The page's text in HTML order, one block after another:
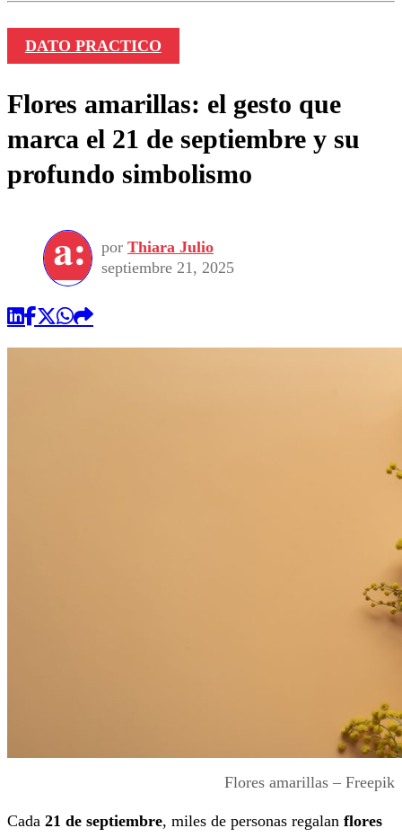
DATO PRACTICO
Flores amarillas: el gesto que
marca el 21 de septiembre y su
profundo simbolismo
por Thiara Julio
septiembre 21, 2025
Flores amarillas – Freepik
Cada 21 de septiembre, miles de personas regalan flores